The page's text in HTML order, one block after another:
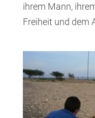
ihrem Mann,
Freiheit und dem